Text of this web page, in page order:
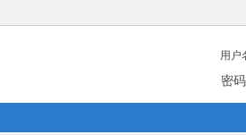
用户
密码